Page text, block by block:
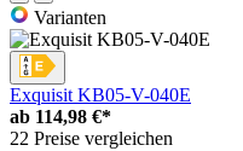
Varianten
Exquisit KB05-V-040E
ab 114,98 €*
22 Preise vergleichen